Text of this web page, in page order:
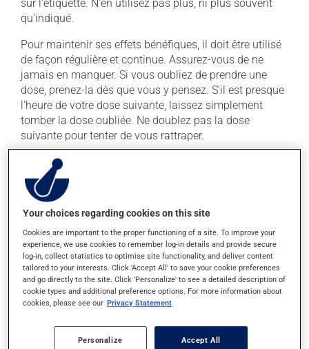
sur l'étiquette. N'en utilisez pas plus, ni plus souvent
qu'indiqué.
Pour maintenir ses effets bénéfiques, il doit être utilisé
de façon régulière et continue. Assurez-vous de ne
jamais en manquer. Si vous oubliez de prendre une
dose, prenez-la dès que vous y pensez. S'il est presque
l'heure de votre dose suivante, laissez simplement
tomber la dose oubliée. Ne doublez pas la dose
suivante pour tenter de vous rattraper.
Ce médicament peut être pris avec ou sans nourriture,
sans égard aux repas ou aux collations. Évitez de
prendre du pamplemousse ou du jus de
pamplemousse durant tout votre traitement. Le
pamplemousse peut sensiblement modifier l'effet de
votre médicament.
La prise d'alcool peut augmenter l'effet du
médicament. Limitez la consommation d'alcool à une
prise occasionnelle de petites quantités.
Effets indésirables
Your choices regarding cookies on this site
Cookies are important to the proper functioning of a site. To improve your
experience, we use cookies to remember log-in details and provide secure
log-in, collect statistics to optimise site functionality, and deliver content
tailored to your interests. Click 'Accept All' to save your cookie preferences
and go directly to the site. Click 'Personalize' to see a detailed description of
cookie types and additional preference options. For more information about
cookies, please see our Privacy Statement
Personalize Accept All